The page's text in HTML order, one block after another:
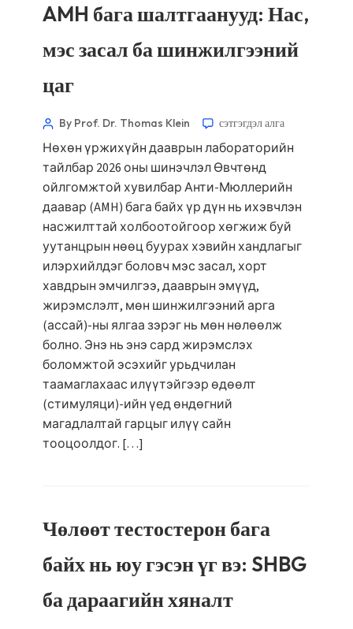
AMH бага шалтгаанууд: Нас,
мэс засал ба шинжилгээний
цаг
By Prof. Dr. Thomas Klein сэтгэгдэл алга
Нөхөн үржихүйн дааврын лабораторийн
тайлбар 2026 оны шинэчлэл Өвчтөнд
ойлгомжтой хувилбар Анти-Мюллерийн
даавар (AMH) бага байх үр дүн нь ихэвчлэн
насжилттай холбоотойгоор хөгжиж буй
уутанцрын нөөц буурах хэвийн хандлагыг
илэрхийлдэг боловч мэс засал, хорт
хавдрын эмчилгээ, дааврын эмүүд,
жирэмслэлт, мөн шинжилгээний арга
(ассай)-ны ялгаа зэрэг нь мөн нөлөөлж
болно. Энэ нь энэ сард жирэмслэх
боломжтой эсэхийг урьдчилан
таамаглахаас илүүтэйгээр өдөөлт
(стимуляци)-ийн үед өндөгний
магадлалтай гарцыг илүү сайн
тооцоолдог. […]
Чөлөөт тестостерон бага
байх нь юу гэсэн үг вэ: SHBG
ба дараагийн хяналт